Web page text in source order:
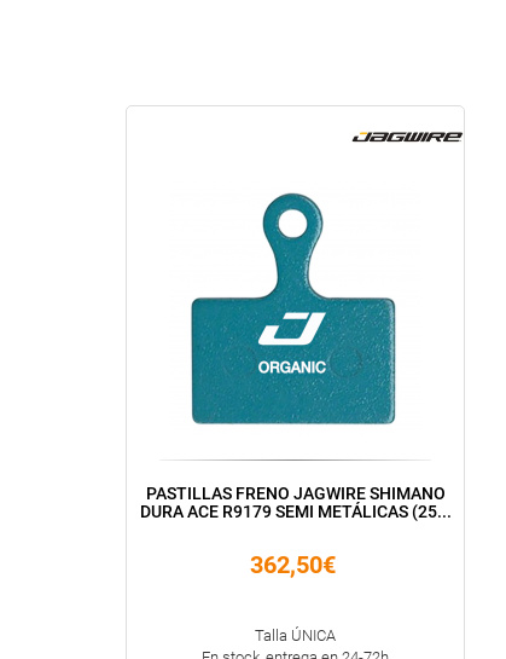
PASTILLAS FRENO JAGWIRE SHIMANO
DURA ACE R9179 SEMI METÁLICAS (25...
362,50€
Talla ÚNICA